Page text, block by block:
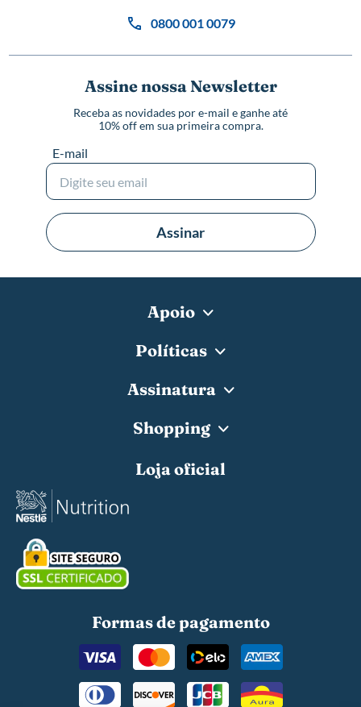
0800 001 0079
Assine nossa Newsletter
Receba as novidades por e-mail e ganhe até
10% off em sua primeira compra.
E-mail
Assinar
Apoio
Políticas
Assinatura
Shopping
Loja oficial
Formas de pagamento